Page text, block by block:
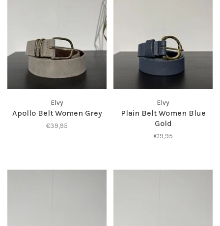
Elvy
Apollo Belt Women Grey
€39,95
Elvy
Plain Belt Women Blue
Gold
€19,95